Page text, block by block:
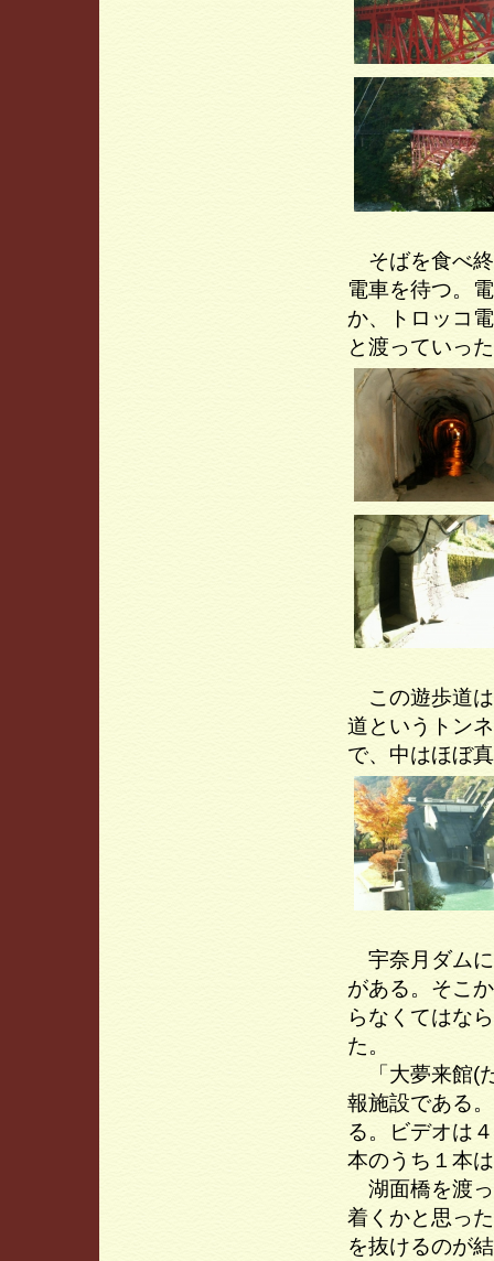
そばを食べ終
電車を待つ。
か、トロッコ
と渡っていっ
この遊歩道は
道というトン
で、中はほぼ
宇奈月ダムに
がある。そこ
らなくてはな
た。
「大夢来館(
報施設である
る。ビデオは
本のうち１本
湖面橋を渡っ
着くかと思っ
を抜けるのが